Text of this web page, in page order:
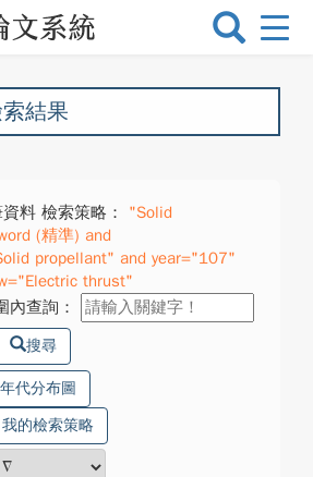
選
換
結果
料 檢索策略：
"Solid
(精準) and
propellant" and year="107"
thrust"
內查詢：
搜尋
代分布圖
我的檢索策略